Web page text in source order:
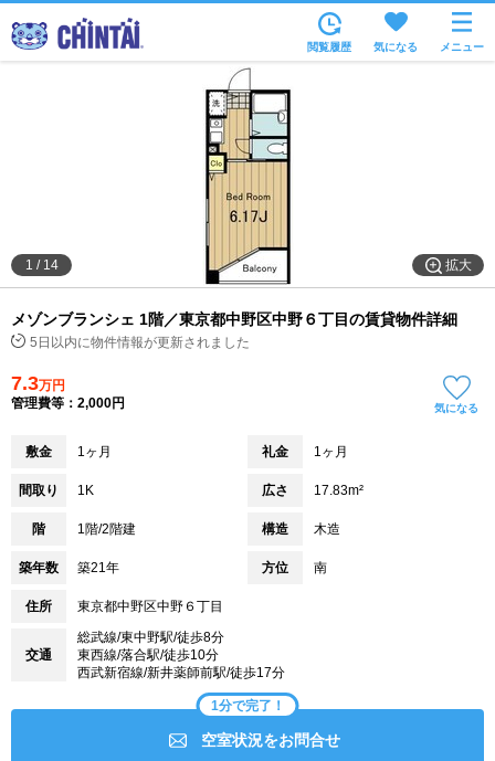
沿線・駅から
住所から
家賃相場から
通勤通学時間から
不動産会社から
TOP
閲覧履歴 気になる メニュー
拡大
1 / 14
メゾンブランシェ 1階／東京都中野区中野６丁目の賃貸物件詳細
5日以内に物件情報が更新されました
7.3万円
管理費等：2,000円
気になる
敷金 1ヶ月 礼金 1ヶ月
間取り 1K 広さ 17.83m²
階 1階/2階建 構造 木造
築年数 築21年 方位 南
住所 東京都中野区中野６丁目
交通
総武線/東中野駅/徒歩8分
東西線/落合駅/徒歩10分
西武新宿線/新井薬師前駅/徒歩17分
1分で完了！
空室状況をお問合せ